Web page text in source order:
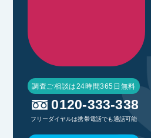
調査ご相談は24時間365日無料
0120-333-338
フリーダイヤルは携帯電話でも通話可能